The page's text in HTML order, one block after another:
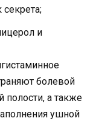
секрета;
и
болевой
а также
ушной